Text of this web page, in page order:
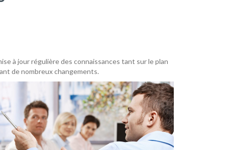
à jour régulière des connaissances tant sur le plan
de nombreux changements.